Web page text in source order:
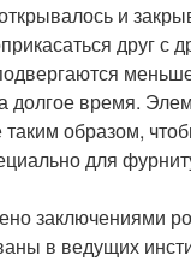
и
друг с
долгое время.
образом,
для
заключениями
в ведущих